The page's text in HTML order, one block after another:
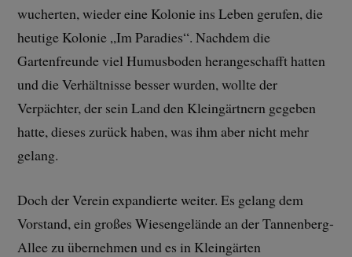
wucherten, wieder eine Kolonie ins Leben gerufen, die
heutige Kolonie „Im Paradies“. Nachdem die
Gartenfreunde viel Humusboden herangeschafft hatten
und die Verhältnisse besser wurden, wollte der
Verpächter, der sein Land den Kleingärtnern gegeben
hatte, dieses zurück haben, was ihm aber nicht mehr
gelang.
Doch der Verein expandierte weiter. Es gelang dem
Vorstand, ein großes Wiesengelände an der Tannenberg-
Allee zu übernehmen und es in Kleingärten